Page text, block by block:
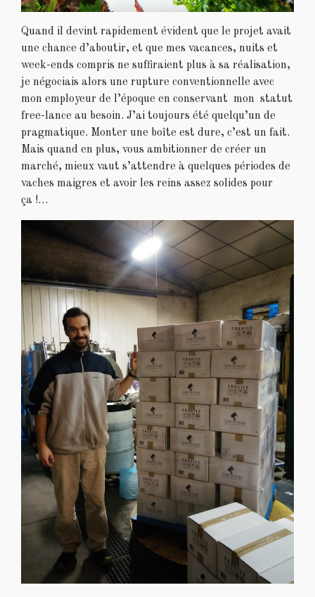
Quand il devint rapidement évident que le projet avait
une chance d’aboutir, et que mes vacances, nuits et
week-ends compris ne suffiraient plus à sa réalisation,
je négociais alors une rupture conventionnelle avec
mon employeur de l’époque en conservant mon statut
free-lance au besoin. J’ai toujours été quelqu’un de
pragmatique. Monter une boîte est dure, c’est un fait.
Mais quand en plus, vous ambitionner de créer un
marché, mieux vaut s’attendre à quelques périodes de
vaches maigres et avoir les reins assez solides pour
ça !…